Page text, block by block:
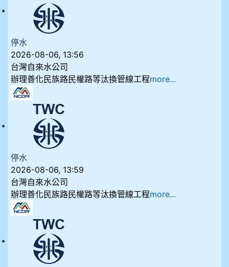
停水
2026-08-06, 13:56
台灣自來水公司
辦理善化民族路民權路等汰換管線工程more...
停水
2026-08-06, 13:59
台灣自來水公司
辦理善化民族路民權路等汰換管線工程more...